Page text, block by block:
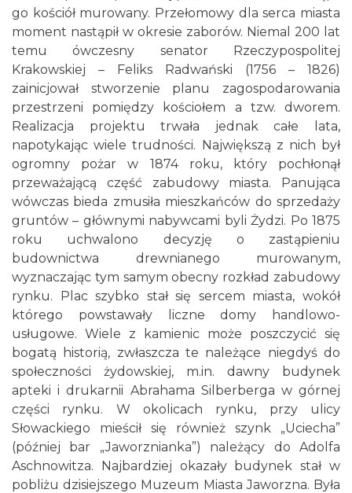
go kościół murowany. Przełomowy dla serca miasta
moment nastąpił w okresie zaborów. Niemal 200 lat
temu ówczesny senator Rzeczypospolitej
Krakowskiej – Feliks Radwański (1756 – 1826)
zainicjował stworzenie planu zagospodarowania
przestrzeni pomiędzy kościołem a tzw. dworem.
Realizacja projektu trwała jednak całe lata,
napotykając wiele trudności. Największą z nich był
ogromny pożar w 1874 roku, który pochłonął
przeważającą część zabudowy miasta. Panująca
wówczas bieda zmusiła mieszkańców do sprzedaży
gruntów – głównymi nabywcami byli Żydzi. Po 1875
roku uchwalono decyzję o zastąpieniu
budownictwa drewnianego murowanym,
wyznaczając tym samym obecny rozkład zabudowy
rynku. Plac szybko stał się sercem miasta, wokół
którego powstawały liczne domy handlowo-
usługowe. Wiele z kamienic może poszczycić się
bogatą historią, zwłaszcza te należące niegdyś do
społeczności żydowskiej, m.in. dawny budynek
apteki i drukarnii Abrahama Silberberga w górnej
części rynku. W okolicach rynku, przy ulicy
Słowackiego mieścił się również szynk „Uciecha”
(później bar „Jaworznianka”) należący do Adolfa
Aschnowitza. Najbardziej okazały budynek stał w
pobliżu dzisiejszego Muzeum Miasta Jaworzna. Była